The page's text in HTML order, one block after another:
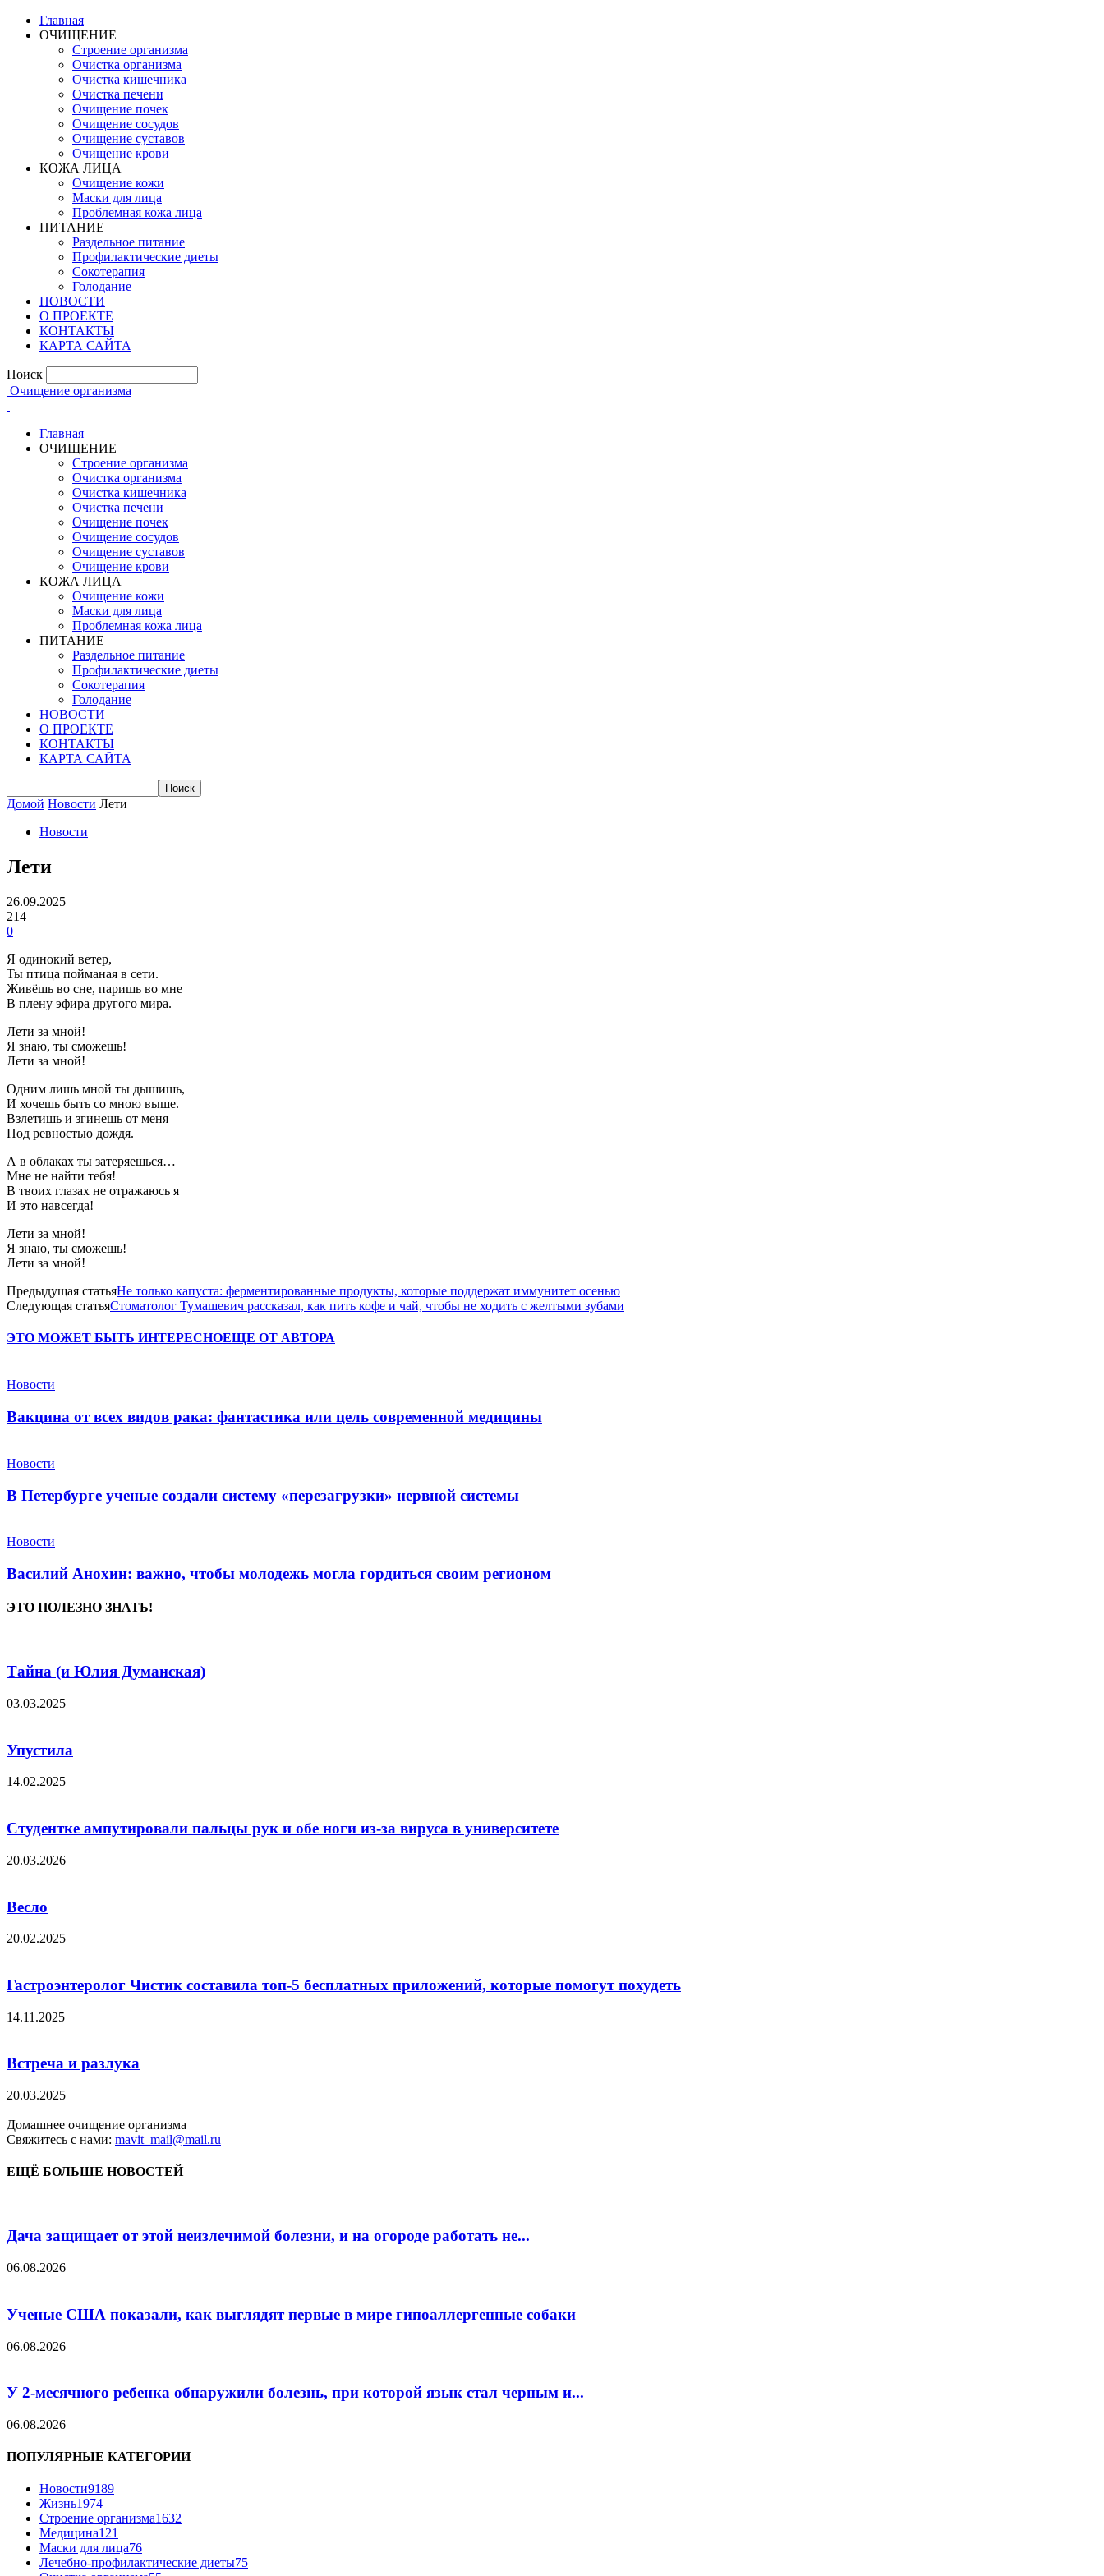
Главная
ОЧИЩЕНИЕ
Строение организма
Очистка организма
Очистка кишечника
Очистка печени
Очищение почек
Очищение сосудов
Очищение суставов
Очищение крови
КОЖА ЛИЦА
Очищение кожи
Маски для лица
Проблемная кожа лица
ПИТАНИЕ
Раздельное питание
Профилактические диеты
Сокотерапия
Голодание
НОВОСТИ
О ПРОЕКТЕ
КОНТАКТЫ
КАРТА САЙТА
Поиск
Очищение организма
Главная
ОЧИЩЕНИЕ
Строение организма
Очистка организма
Очистка кишечника
Очистка печени
Очищение почек
Очищение сосудов
Очищение суставов
Очищение крови
КОЖА ЛИЦА
Очищение кожи
Маски для лица
Проблемная кожа лица
ПИТАНИЕ
Раздельное питание
Профилактические диеты
Сокотерапия
Голодание
НОВОСТИ
О ПРОЕКТЕ
КОНТАКТЫ
КАРТА САЙТА
Домой Новости Лети
Новости
Лети
26.09.2025
214
0
Я одинокий ветер,
Ты птица пойманая в сети.
Живёшь во сне, паришь во мне
В плену эфира другого мира.
Лети за мной!
Я знаю, ты сможешь!
Лети за мной!
Одним лишь мной ты дышишь,
И хочешь быть со мною выше.
Взлетишь и згинешь от меня
Под ревностью дождя.
А в облаках ты затеряешься…
Мне не найти тебя!
В твоих глазах не отражаюсь я
И это навсегда!
Лети за мной!
Я знаю, ты сможешь!
Лети за мной!
Предыдущая статьяНе только капуста: ферментированные продукты, которые поддержат иммунитет осенью
Следующая статьяСтоматолог Тумашевич рассказал, как пить кофе и чай, чтобы не ходить с желтыми зубами
ЭТО МОЖЕТ БЫТЬ ИНТЕРЕСНОЕЩЕ ОТ АВТОРА
Новости
Вакцина от всех видов рака: фантастика или цель современной медицины
Новости
В Петербурге ученые создали систему «перезагрузки» нервной системы
Новости
Василий Анохин: важно, чтобы молодежь могла гордиться своим регионом
ЭТО ПОЛЕЗНО ЗНАТЬ!
Тайна (и Юлия Думанская)
03.03.2025
Упустила
14.02.2025
Студентке ампутировали пальцы рук и обе ноги из-за вируса в университете
20.03.2026
Весло
20.02.2025
Гастроэнтеролог Чистик составила топ-5 бесплатных приложений, которые помогут похудеть
14.11.2025
Встреча и разлука
20.03.2025
Домашнее очищение организма
Свяжитесь с нами: mavit_mail@mail.ru
ЕЩЁ БОЛЬШЕ НОВОСТЕЙ
Дача защищает от этой неизлечимой болезни, и на огороде работать не...
06.08.2026
Ученые США показали, как выглядят первые в мире гипоаллергенные собаки
06.08.2026
У 2-месячного ребенка обнаружили болезнь, при которой язык стал черным и...
06.08.2026
ПОПУЛЯРНЫЕ КАТЕГОРИИ
Новости9189
Жизнь1974
Строение организма1632
Медицина121
Маски для лица76
Лечебно-профилактические диеты75